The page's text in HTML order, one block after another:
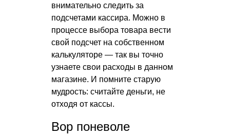
внимательно следить за
подсчетами кассира. Можно в
процессе выбора товара вести
свой подсчет на собственном
калькуляторе — так вы точно
узнаете свои расходы в данном
магазине. И помните старую
мудрость: считайте деньги, не
отходя от кассы.
Вор поневоле